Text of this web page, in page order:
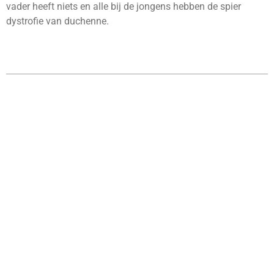
vader heeft niets en alle bij de jongens hebben de spier
dystrofie van duchenne.